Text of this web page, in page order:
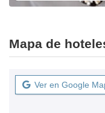
Mapa de
Ver en Google